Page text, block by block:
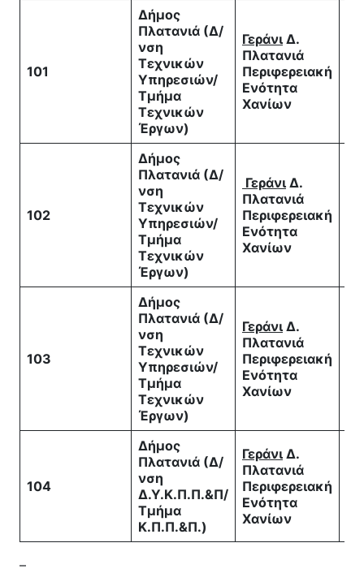
101
Δήμος
Πλατανιά (Δ/
νση
Τεχνικών
Υπηρεσιών/
Τμήμα
Τεχνικών
Έργων)
Γεράνι Δ.
Πλατανιά
Περιφερειακή
Ενότητα
Χανίων
102
Δήμος
Πλατανιά (Δ/
νση
Τεχνικών
Υπηρεσιών/
Τμήμα
Τεχνικών
Έργων)
Γεράνι Δ.
Πλατανιά
Περιφερειακή
Ενότητα
Χανίων
103
Δήμος
Πλατανιά (Δ/
νση
Τεχνικών
Υπηρεσιών/
Τμήμα
Τεχνικών
Έργων)
Γεράνι Δ.
Πλατανιά
Περιφερειακή
Ενότητα
Χανίων
104
Δήμος
Πλατανιά (Δ/
νση
Δ.Υ.Κ.Π.Π.&Π/
Τμήμα
Κ.Π.Π.&Π.)
Γεράνι Δ.
Πλατανιά
Περιφερειακή
Ενότητα
Χανίων
–